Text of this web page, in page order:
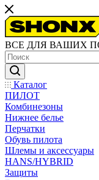
ВСЕ ДЛЯ ВАШИХ
Каталог
ПИЛОТ
Комбинезоны
Нижнее белье
Перчатки
Обувь пилота
Шлемы и аксессуары
HANS/HYBRID
Защиты